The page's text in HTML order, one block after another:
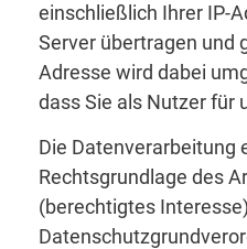
einschließlich Ihrer IP-
Server übertragen und
Adresse wird dabei
dass Sie als Nutzer für
Die Datenverarbeitung
Rechtsgrundlage des
(berechtigtes